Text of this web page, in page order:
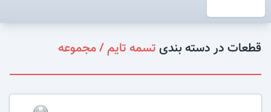
قطعات در دسته بندیتسمه تایم / مجموعه